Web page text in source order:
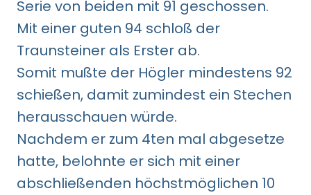
Serie von beiden mit 91 geschossen.
Mit einer guten 94 schloß der
Traunsteiner als Erster ab.
Somit mußte der Högler mindestens 92
schießen, damit zumindest ein Stechen
herausschauen würde.
Nachdem er zum 4ten mal abgesetze
hatte, belohnte er sich mit einer
abschließenden höchstmöglichen 10